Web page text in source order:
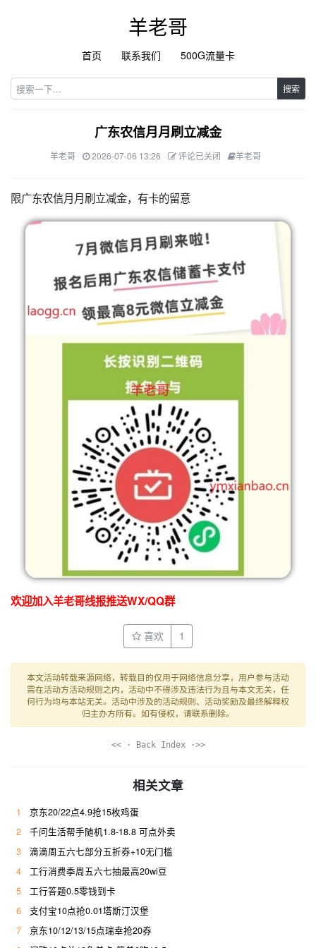
羊老哥
首页 联系我们 500G流量卡
搜索
广东农信月月刷立减金
羊老哥 2026-07-06 13:26 评论已关闭 羊老哥
限广东农信月月刷立减金，有卡的留意
欢迎加入羊老哥线报推送WX/QQ群
喜欢 1
本文活动转载来源网络，转载目的仅用于网络信息分享，用户参与活动
需在活动方活动规则之内，活动中不得涉及违法行为且与本文无关，任
何行为均与本站无关。活动中涉及的活动规则、活动奖励及最终解释权
归主办方所有。如有侵权，请联系删除。
<< · Back Index ·>>
相关文章
1
京东20/22点4.9抢15枚鸡蛋
2
千问生活帮手随机1.8-18.8 可点外卖
3
滴滴周五六七部分五折券+10无门槛
4
工行消费季周五六七抽最高20wi豆
5
工行答题0.5零钱到卡
6
支付宝10点抢0.01塔斯汀汉堡
7
京东10/12/13/15点瑞幸抢20券